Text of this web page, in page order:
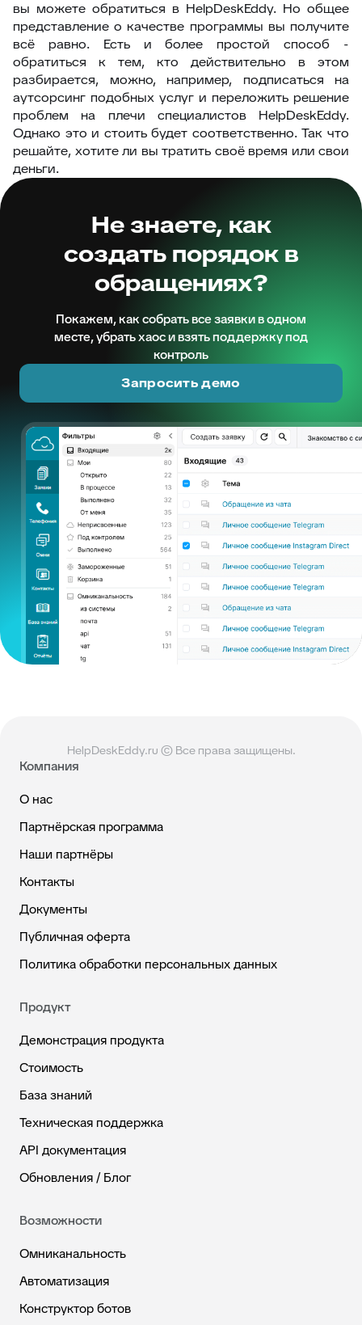
вы можете обратиться в HelpDeskEddy. Но общее
представление о качестве программы вы получите
всё равно. Есть и более простой способ -
обратиться к тем, кто действительно в этом
разбирается, можно, например, подписаться на
аутсорсинг подобных услуг и переложить решение
проблем на плечи специалистов HelpDeskEddy.
Однако это и стоить будет соответственно. Так что
решайте, хотите ли вы тратить своё время или свои
деньги.
Не знаете, как
создать порядок в
обращениях?
Покажем, как собрать все заявки в одном
месте, убрать хаос и взять поддержку под
контроль
Запросить демо
HelpDeskEddy.ru © Все права защищены.
Компания
О нас
Партнёрская программа
Наши партнёры
Контакты
Документы
Публичная оферта
Политика обработки персональных данных
Продукт
Демонстрация продукта
Стоимость
База знаний
Техническая поддержка
API документация
Обновления / Блог
Возможности
Омниканальность
Автоматизация
Конструктор ботов